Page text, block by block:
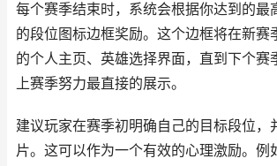
每个赛季结束时，系统会根据你达到的最
的段位图标边框奖励。这个边框将在新赛
的个人主页、英雄选择界面，直到下个赛
上赛季努力最直接的展示。
建议玩家在赛季初明确自己的目标段位，
片。这可以作为一个有效的心理激励。例